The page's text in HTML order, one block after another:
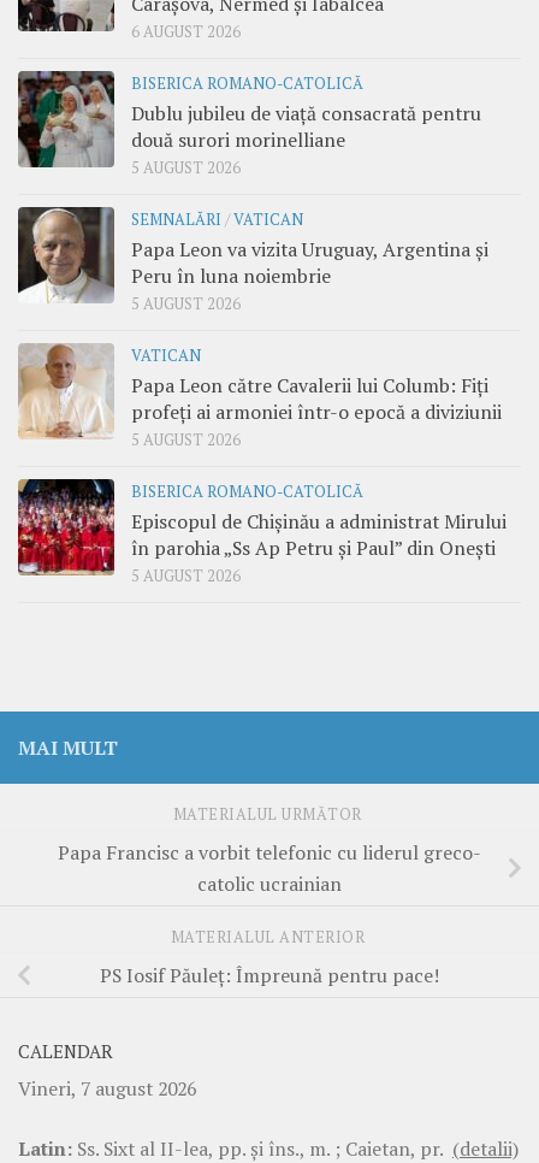
6 AUGUST 2026
BISERICA ROMANO-CATOLICĂ
Dublu jubileu de viață consacrată pentru
două surori morinelliane
5 AUGUST 2026
SEMNALĂRI /VATICAN
Papa Leon va vizita Uruguay, Argentina și
Peru în luna noiembrie
5 AUGUST 2026
VATICAN
Papa Leon către Cavalerii lui Columb: Fiți
profeți ai armoniei într-o epocă a diviziunii
5 AUGUST 2026
BISERICA ROMANO-CATOLICĂ
Episcopul de Chișinău a administrat Mirului
în parohia „Ss Ap Petru și Paul” din Onești
5 AUGUST 2026
MAI MULT
MATERIALUL URMĂTOR
Papa Francisc a vorbit telefonic cu liderul greco-
catolic ucrainian
MATERIALUL ANTERIOR
PS Iosif Păuleț: Împreună pentru pace!
CALENDAR
Vineri, 7 august 2026
Latin: Ss. Sixt al II-lea, pp. şi îns., m. ; Caietan, pr. (detalii)